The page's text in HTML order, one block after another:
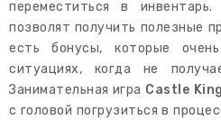
переместиться в
позволят получить полезные
есть бонусы, которые
ситуациях, когда не
Занимательная игра Castle
с головой погрузиться в